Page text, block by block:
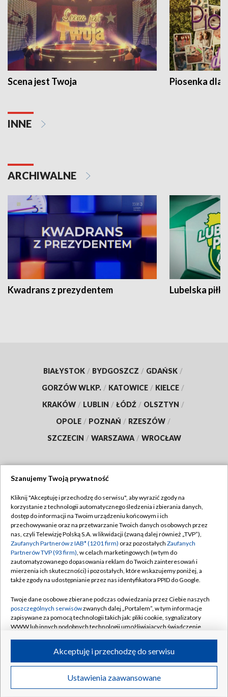
Scena jest Twoja Piosenka dla
INNE
ARCHIWALNE
Kwadrans z prezydentem Lubelska piłka
BIAŁYSTOK / BYDGOSZCZ / GDAŃSK /
GORZÓW WLKP. / KATOWICE / KIELCE /
KRAKÓW / LUBLIN / ŁÓDŹ / OLSZTYN /
OPOLE / POZNAŃ / RZESZÓW /
SZCZECIN / WARSZAWA / WROCŁAW
TVP
Abonament TVP
Emisja w TVP
Centrum informacji TVP
Naziemna Telewizja Cyfrowa
Rada Programowa
System NOS
Informacje o nadawcy
Program dla prasy
Ogłoszenie przetargowe
Regulamin TVP
Polityka prywatności
Moje zgody
Pomoc
Kontakt
Kanały
©2026 Telewizja Polska S.A. w likwidacji
Szanujemy Twoją prywatność
Kliknij "Akceptuję i przechodzę do serwisu", aby wyrazić zgody na
korzystanie z technologii automatycznego śledzenia i zbierania danych,
dostęp do informacji na Twoim urządzeniu końcowym i ich
przechowywanie oraz na przetwarzanie Twoich danych osobowych przez
nas, czyli Telewizję Polską S.A. w likwidacji (zwaną dalej również „TVP”),
Zaufanych Partnerów z IAB* (1201 firm) oraz pozostałych Zaufanych
Partnerów TVP (93 firm), w celach marketingowych (w tym do
zautomatyzowanego dopasowania reklam do Twoich zainteresowań i
mierzenia ich skuteczności) i pozostałych, które wskazujemy poniżej, a
także zgody na udostępnianie przez nas identyfikatora PPID do Google.
Twoje dane osobowe zbierane podczas odwiedzania przez Ciebie naszych
poszczególnych serwisówzwanych dalej „Portalem”, w tym informacje
zapisywane za pomocą technologii takich jak: pliki cookie, sygnalizatory
WWW lub innych podobnych technologii umożliwiających świadczenie
ruchu w Internecie.
Twoje dane osobowe zbierane podczas odwiedzania przez Ciebie
poszczególnych serwisówna Portalu, takie jak adresy IP, identyfikatory
Ustawienia zaawansowane
Akceptuję i przechodzę do serwisu